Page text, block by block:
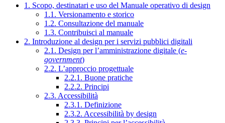
1. Scopo, destinatari e uso del Manuale operativo di design
1.1. Versionamento e storico
1.2. Consultazione del manuale
1.3. Contribuisci al manuale
2. Introduzione al design per i servizi pubblici digitali
2.1. Design per l’amministrazione digitale (e-
government)
2.2. L’approccio progettuale
2.2.1. Buone pratiche
2.2.2. Principi
2.3. Accessibilità
2.3.1. Definizione
2.3.2. Accessibilità by design